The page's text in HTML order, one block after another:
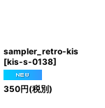
sampler_retro-kis
[kis-s-0138]
350円(税別)